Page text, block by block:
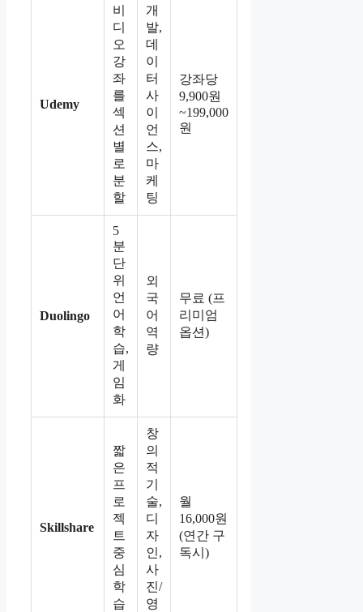
Udemy
비
디
오
강
좌
를
섹
션
별
로
분
할
개
발,
데
이
터
사
이
언
스,
마
케
팅
강좌당
9,900원
~199,000
원
Duolingo
5
분
단
위
언
어
학
습,
게
임
화
외
국
어
역
량
무료 (프
리미엄
옵션)
Skillshare
짧
은
프
로
젝
트
중
심
학
습
창
의
적
기
술,
디
자
인,
사
진/
영
월
16,000원
(연간 구
독시)